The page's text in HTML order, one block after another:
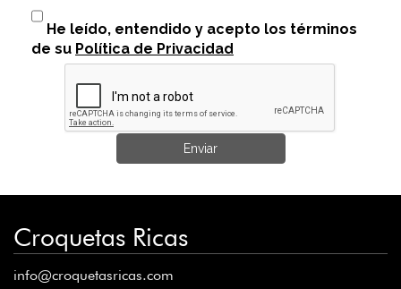
He leído, entendido y acepto los términos
de su Política de Privacidad
Enviar
Croquetas Ricas
info@croquetasricas.com